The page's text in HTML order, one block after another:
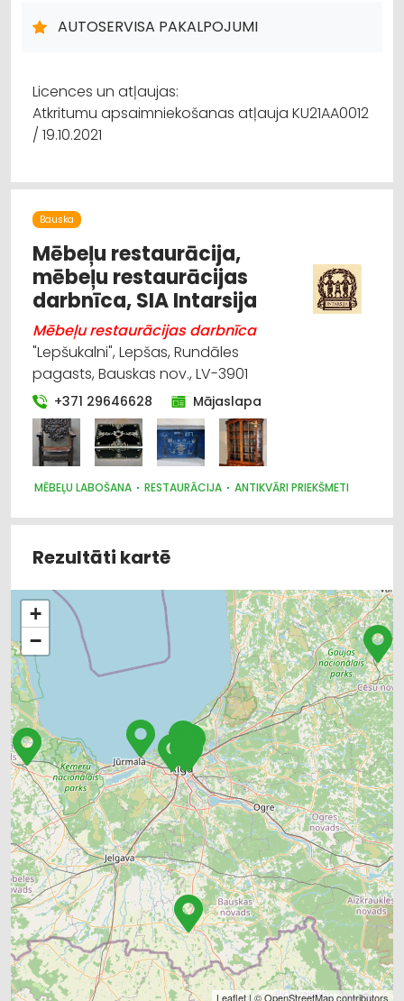
AUTOSERVISA PAKALPOJUMI
Licences un atļaujas:
Atkritumu apsaimniekošanas atļauja KU21AA0012
/ 19.10.2021
Bauska
Mēbeļu restaurācija,
mēbeļu restaurācijas
darbnīca, SIA Intarsija
Mēbeļu restaurācijas darbnīca
"Lepšukalni", Lepšas, Rundāles
pagasts, Bauskas nov., LV-3901
+371 29646628 Mājaslapa
MĒBEĻU LABOŠANA RESTAURĀCIJA ANTIKVĀRI PRIEKŠMETI
Rezultāti kartē
+
−
Leaflet| ©OpenStreetMapcontributors